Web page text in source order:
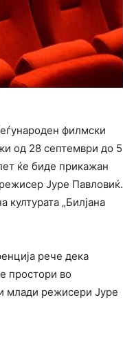
филмски
од 28 септември до 5
ќе биде прикажан
Јуре Павловиќ.
„Билјана
рече дека
простори во
млади режисери Јуре